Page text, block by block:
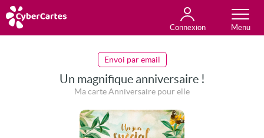
Connexion
Toutes les cartes
Envoi par email
Un magnifique anniversaire !
Ma carte Anniversaire pour elle